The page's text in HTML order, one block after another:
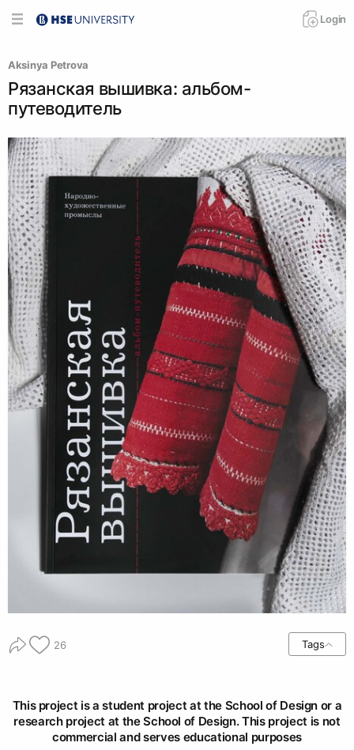
Login
Aksinya Petrova
Рязанская вышивка: альбом-
путеводитель
26 Tags
This project is a student project at the School of Design or a
research project at the School of Design. This project is not
commercial and serves educational purposes